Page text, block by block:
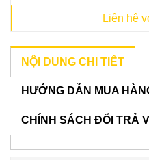
Liên hệ
NỘI DUNG CHI TIẾT
HƯỚNG DẪN MUA
CHÍNH SÁCH ĐỔI TRẢ